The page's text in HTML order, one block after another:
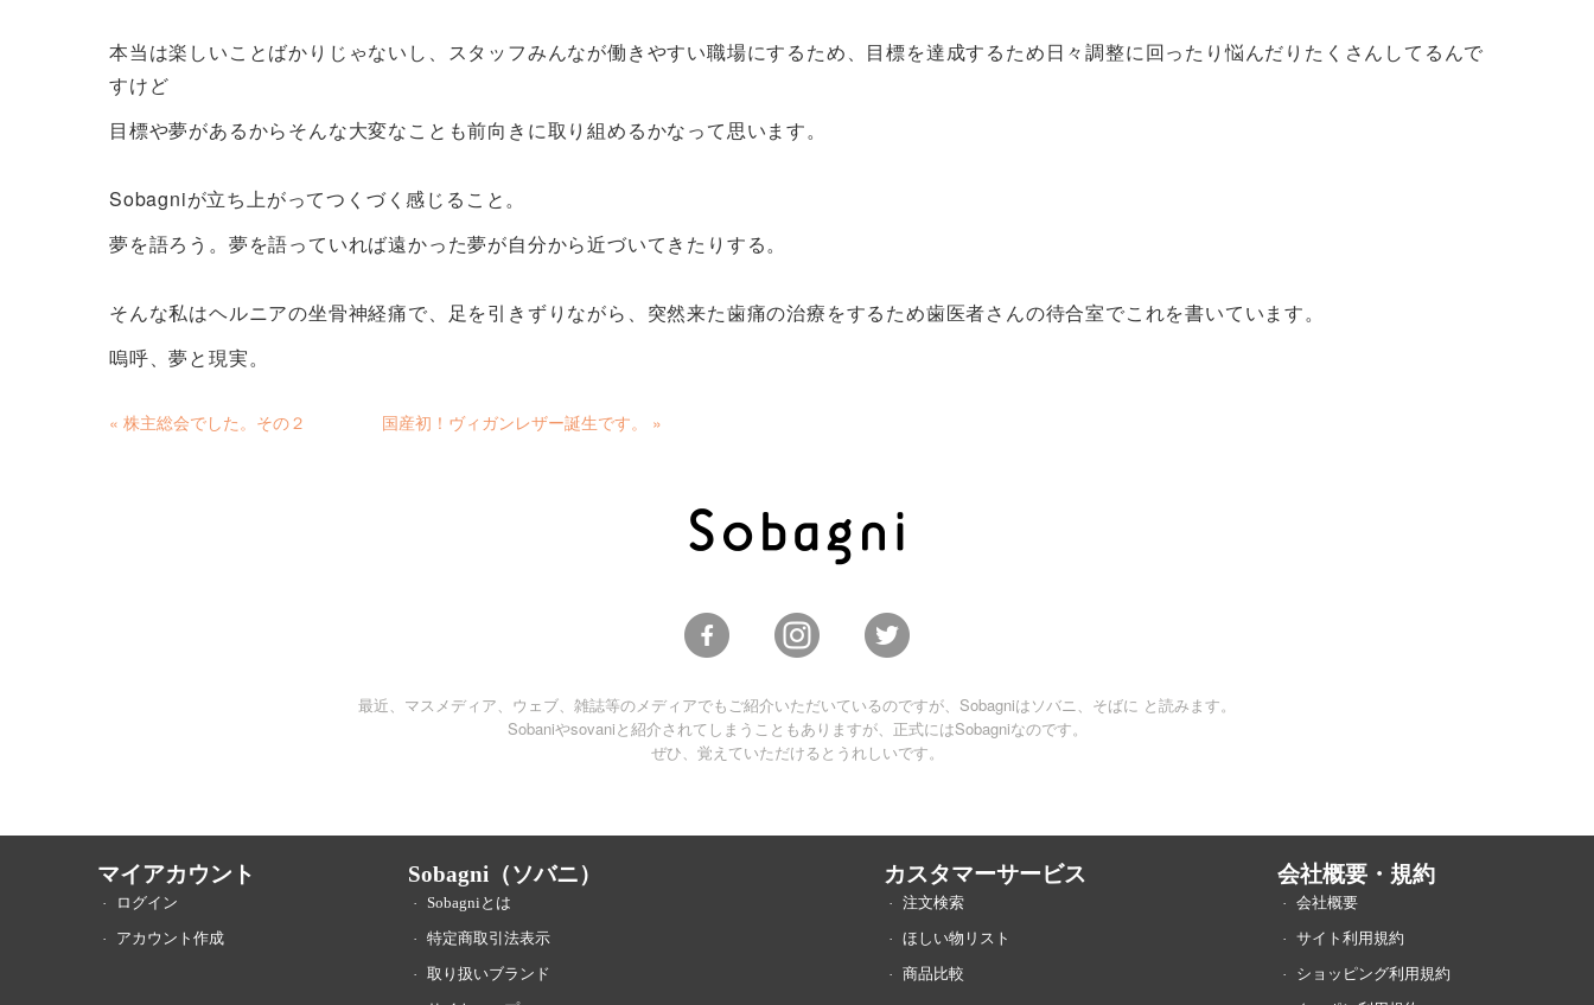
本当は楽しいことばかりじゃないし、スタッフみんなが働きやすい職場にするため、目標を達成するため日々調整に回ったり悩んだりたくさんしてるんで
すけど
目標や夢があるからそんな大変なことも前向きに取り組めるかなって思います。
Sobagniが立ち上がってつくづく感じること。
夢を語ろう。夢を語っていれば遠かった夢が自分から近づいてきたりする。
そんな私はヘルニアの坐骨神経痛で、足を引きずりながら、突然来た歯痛の治療をするため歯医者さんの待合室でこれを書いています。
嗚呼、夢と現実。
« 株主総会でした。その２ 国産初！ヴィガンレザー誕生です。 »
最近、マスメディア、ウェブ、雑誌等のメディアでもご紹介いただいているのですが、Sobagniはソバニ、そばに と読みます。
Sobaniやsovaniと紹介されてしまうこともありますが、正式にはSobagniなのです。
ぜひ、覚えていただけるとうれしいです。
マイアカウント
ログイン
アカウント作成
Sobagni（ソバニ）
Sobagniとは
特定商取引法表示
取り扱いブランド
カスタマーサービス
注文検索
ほしい物リスト
商品比較
会社概要・規約
会社概要
サイト利用規約
ショッピング利用規約